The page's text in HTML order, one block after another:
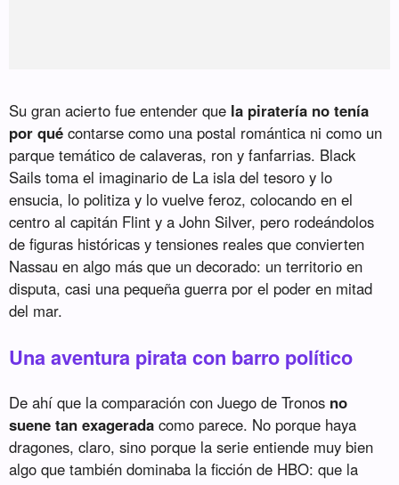
Su gran acierto fue entender que la piratería no tenía
por qué contarse como una postal romántica ni como un
parque temático de calaveras, ron y fanfarrias. Black
Sails toma el imaginario de La isla del tesoro y lo
ensucia, lo politiza y lo vuelve feroz, colocando en el
centro al capitán Flint y a John Silver, pero rodeándolos
de figuras históricas y tensiones reales que convierten
Nassau en algo más que un decorado: un territorio en
disputa, casi una pequeña guerra por el poder en mitad
del mar.
Una aventura pirata con barro político
De ahí que la comparación con Juego de Tronos no
suene tan exagerada como parece. No porque haya
dragones, claro, sino porque la serie entiende muy bien
algo que también dominaba la ficción de HBO: que la